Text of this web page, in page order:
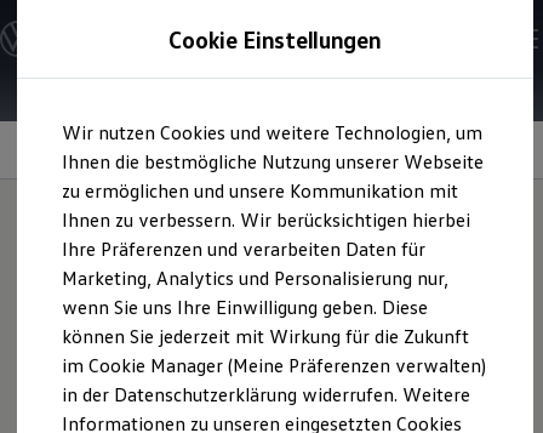
Hauptinhalt
springen
Footer
springen
Modelle und Konfigurator
Konfigurator
Modelle vergleichen
Elektroautos
ENERGY Sondermodelle
Nutzfahrzeuge
SUV und CUV
Familienautos
Kombis
Kompaktwagen
Sportwagen
Schnell verfügbare Fahrzeuge
Angebote und Produkte
Aktuelle Angebote
E-Auto-Förderung
Volkswagen Marktplatz
Die ENERGY Sondermodelle
Information
NeuerVolkswagen R-
Pavillon in der
Autostadt
Cookie Einstellungen
Wir nutzen Cookies und weitere Technologien, um
Ihnen die bestmögliche Nutzung unserer Webseite
zu ermöglichen und unsere Kommunikation mit
Ihnen zu verbessern. Wir berücksichtigen hierbei
Ihre Präferenzen und verarbeiten Daten für
Marketing, Analytics und Personalisierung nur,
wenn Sie uns Ihre Einwilligung geben. Diese
können Sie jederzeit mit Wirkung für die Zukunft
im Cookie Manager (Meine Präferenzen verwalten)
in der Datenschutzerklärung widerrufen. Weitere
Informationen zu unseren eingesetzten Cookies